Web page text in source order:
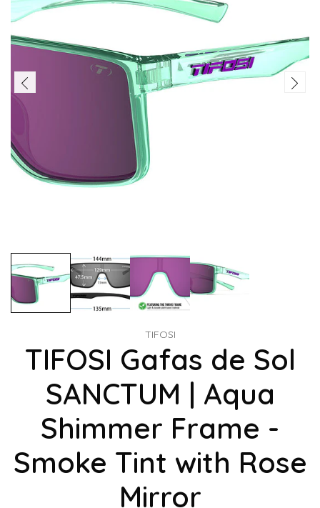
TIFOSI
TIFOSI Gafas de Sol
SANCTUM | Aqua
Shimmer Frame -
Smoke Tint with Rose
Mirror